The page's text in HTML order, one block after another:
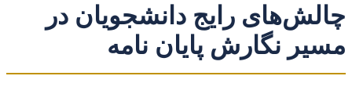
چالش‌های رایج دانشجویان در
مسیر نگارش پایان نامه